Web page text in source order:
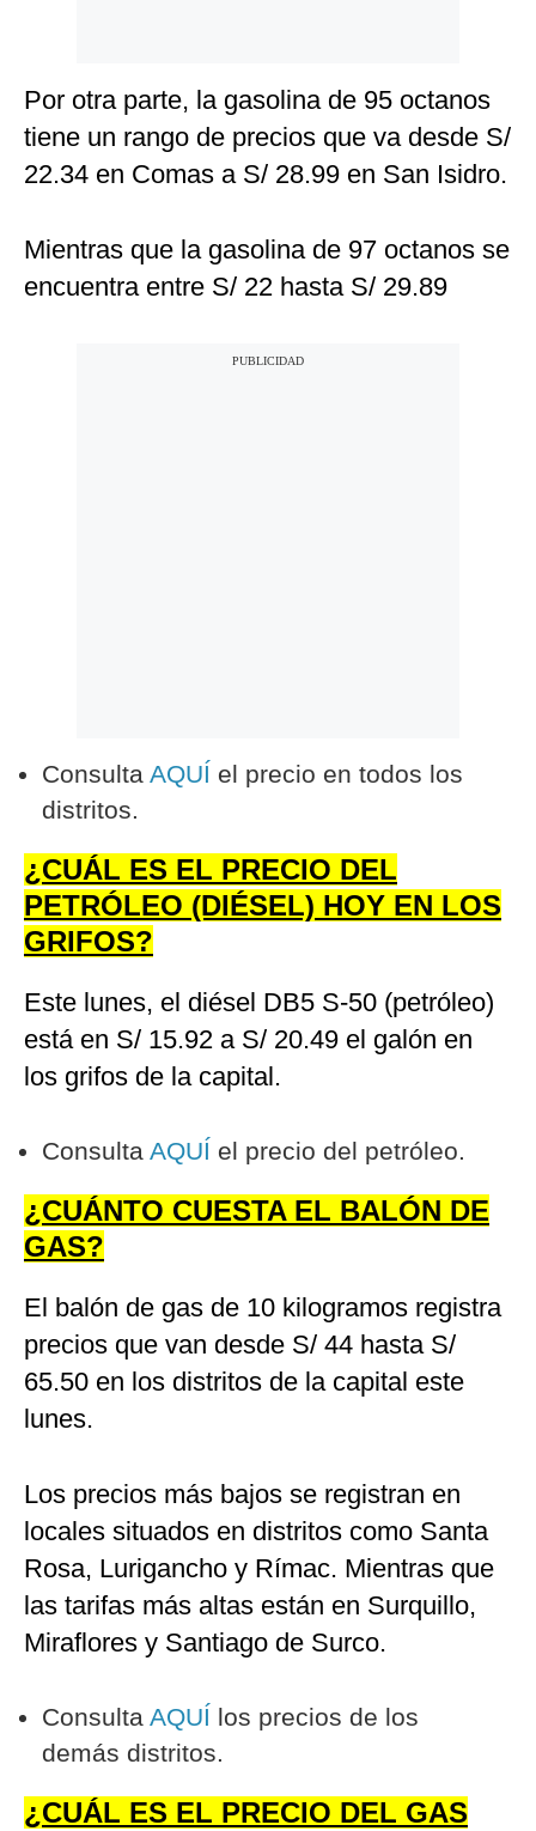
Por otra parte, la gasolina de 95 octanos
tiene un rango de precios que va desde S/
22.34 en Comas a S/ 28.99 en San Isidro.
Mientras que la gasolina de 97 octanos se
encuentra entre S/ 22 hasta S/ 29.89
Consulta AQUÍ el precio en todos los
distritos.
¿CUÁL ES EL PRECIO DEL
PETRÓLEO (DIÉSEL) HOY EN LOS
GRIFOS?
Este lunes, el diésel DB5 S-50 (petróleo)
está en S/ 15.92 a S/ 20.49 el galón en
los grifos de la capital.
Consulta AQUÍ el precio del petróleo.
¿CUÁNTO CUESTA EL BALÓN DE
GAS?
El balón de gas de 10 kilogramos registra
precios que van desde S/ 44 hasta S/
65.50 en los distritos de la capital este
lunes.
Los precios más bajos se registran en
locales situados en distritos como Santa
Rosa, Lurigancho y Rímac. Mientras que
las tarifas más altas están en Surquillo,
Miraflores y Santiago de Surco.
Consulta AQUÍ los precios de los
demás distritos.
¿CUÁL ES EL PRECIO DEL GAS